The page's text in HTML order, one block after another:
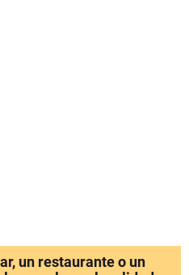
un restaurante o un